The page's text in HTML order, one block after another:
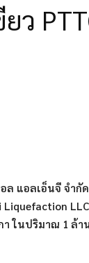
ว
แอลเอ็นจี จำกั
ในปริมาณ 1 ล้